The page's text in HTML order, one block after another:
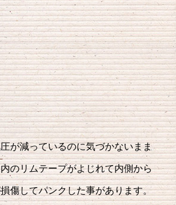
が減っているのに気づかないまま
のリムテープがよじれて内側から
傷してパンクした事があります。